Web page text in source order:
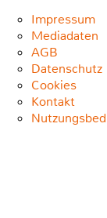
Impressum
Mediadaten
AGB
Datenschutz
Cookies
Kontakt